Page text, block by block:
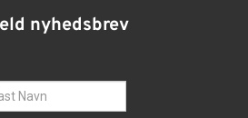
nyhedsbrev